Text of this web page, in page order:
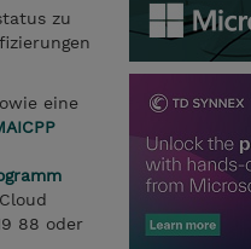
zu
eine
88 oder